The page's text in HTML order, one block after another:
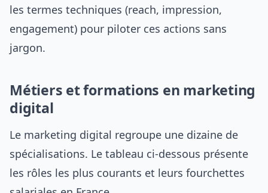
les termes techniques (reach, impression,
engagement) pour piloter ces actions sans
jargon.
Métiers et formations en marketing
digital
Le marketing digital regroupe une dizaine de
spécialisations. Le tableau ci-dessous présente
les rôles les plus courants et leurs fourchettes